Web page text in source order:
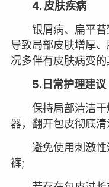
4. 皮肤疾病
银屑病、扁平苔
导致局部皮肤增厚
况多伴有皮肤病变的
5.日常护理建议
保持局部清洁干
器，翻开包皮彻底
避免使用刺激性
裤;